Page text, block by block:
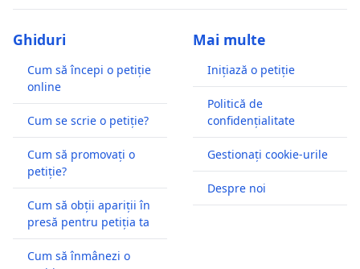
Ghiduri
Cum să începi o petiție
online
Cum se scrie o petiție?
Cum să promovați o
petiție?
Cum să obții apariții în
presă pentru petiția ta
Cum să înmânezi o
Mai multe
Inițiază o petiție
Politică de
confidențialitate
Gestionați cookie-urile
Despre noi